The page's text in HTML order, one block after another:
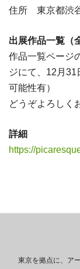
住所 東京都渋
出展作品一覧（
作品一覧ページ
ジにて、12月
可能性有）
どうぞよろしく
詳細
https://
東京を拠点に、ア